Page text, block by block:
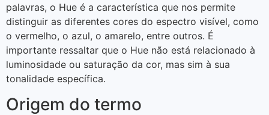
palavras, o Hue é a característica que nos permite
distinguir as diferentes cores do espectro visível, como
o vermelho, o azul, o amarelo, entre outros. É
importante ressaltar que o Hue não está relacionado à
luminosidade ou saturação da cor, mas sim à sua
tonalidade específica.
Origem do termo